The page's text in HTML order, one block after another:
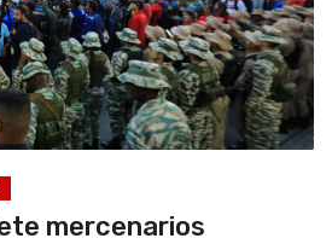
mercenarios